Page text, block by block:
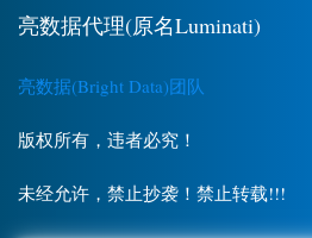
亮数据代理(原名Luminati)
亮数据(Bright Data)团队
版权所有，违者必究！
未经允许，禁止抄袭！禁止转载!!!